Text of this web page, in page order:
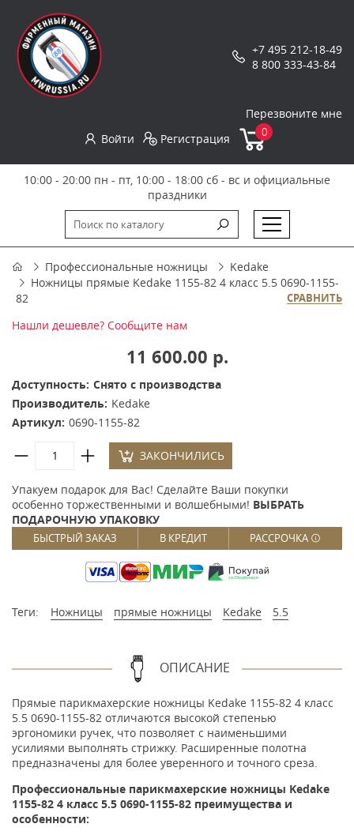
+7 495 212-18-49
8 800 333-43-84
Перезвоните мне
Войти
Регистрация 0
10:00 - 20:00 пн - пт, 10:00 - 18:00 сб - вс и официальные
праздники
Профессиональные ножницы
Kedake
Ножницы прямые Kedake 1155-82 4 класс 5.5 0690-1155-
82
СРАВНИТЬ
Нашли дешевле? Сообщите нам
11 600.00 р.
Доступность: Снято с производства
Производитель: Kedake
Артикул: 0690-1155-82
ЗАКОНЧИЛИСЬ
Упакуем подарок для Вас! Сделайте Ваши покупки
особенно торжественными и волшебными! ВЫБРАТЬ
ПОДАРОЧНУЮ УПАКОВКУ
БЫСТРЫЙ ЗАКАЗ В КРЕДИТ РАССРОЧКА
Теги: Ножницы прямые ножницы Kedake 5.5
ОПИСАНИЕ
Прямые парикмахерские ножницы Kedake 1155-82 4 класс
5.5 0690-1155-82 отличаются высокой степенью
эргономики ручек, что позволяет с наименьшими
усилиями выполнять стрижку. Расширенные полотна
предназначены для более уверенного и точного среза.
Профессиональные парикмахерские ножницы Kedake
1155-82 4 класс 5.5 0690-1155-82 преимущества и
особенности: